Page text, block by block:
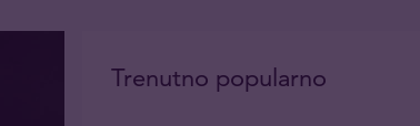
Trenutno popularno